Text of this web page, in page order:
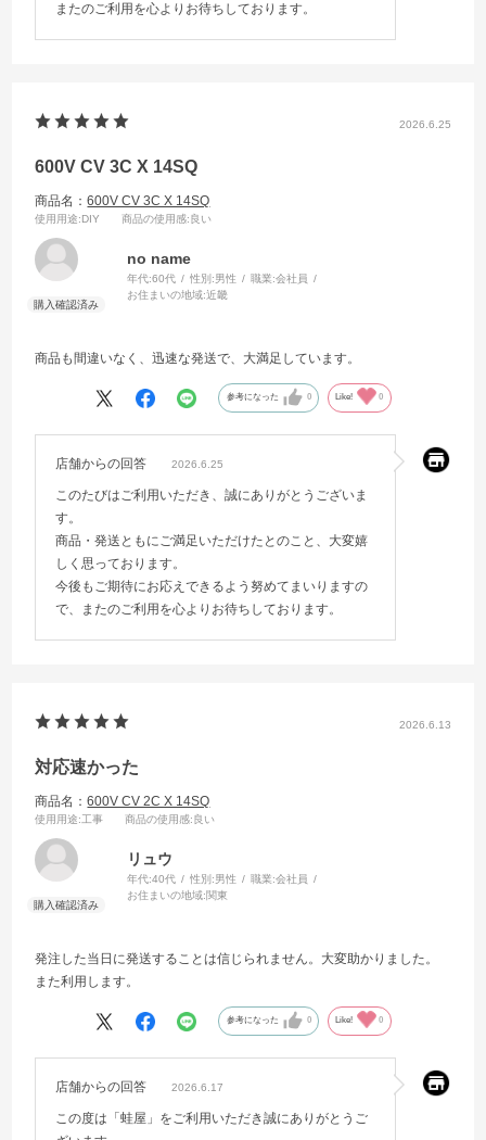
またのご利用を心よりお待ちしております。
2026.6.25
600V CV 3C X 14SQ
商品名：600V CV 3C X 14SQ
使用用途:DIY 商品の使用感:良い
no name
年代:60代 性別:男性 職業:会社員
お住まいの地域:近畿
商品も間違いなく、迅速な発送で、大満足しています。
参考になった 0 Like! 0
店舗からの回答 2026.6.25
このたびはご利用いただき、誠にありがとうございま
す。
商品・発送ともにご満足いただけたとのこと、大変嬉
しく思っております。
今後もご期待にお応えできるよう努めてまいりますの
で、またのご利用を心よりお待ちしております。
2026.6.13
対応速かった
商品名：600V CV 2C X 14SQ
使用用途:工事 商品の使用感:良い
リュウ
年代:40代 性別:男性 職業:会社員
お住まいの地域:関東
発注した当日に発送することは信じられません。大変助かりました。
また利用します。
参考になった 0 Like! 0
店舗からの回答 2026.6.17
この度は「蛙屋」をご利用いただき誠にありがとうご